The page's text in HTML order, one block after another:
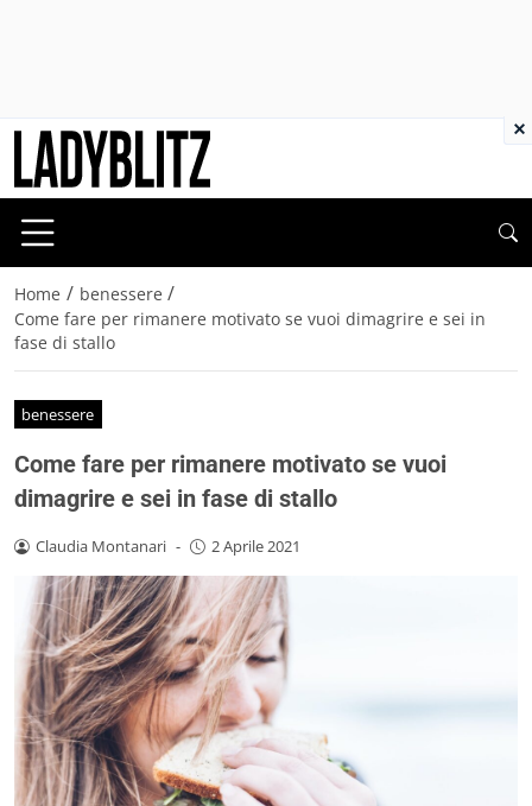
Home / benessere /
Come fare per rimanere motivato se vuoi dimagrire e sei in
fase di stallo
benessere
Come fare per rimanere motivato se vuoi
dimagrire e sei in fase di stallo
Claudia Montanari - 2 Aprile 2021
×